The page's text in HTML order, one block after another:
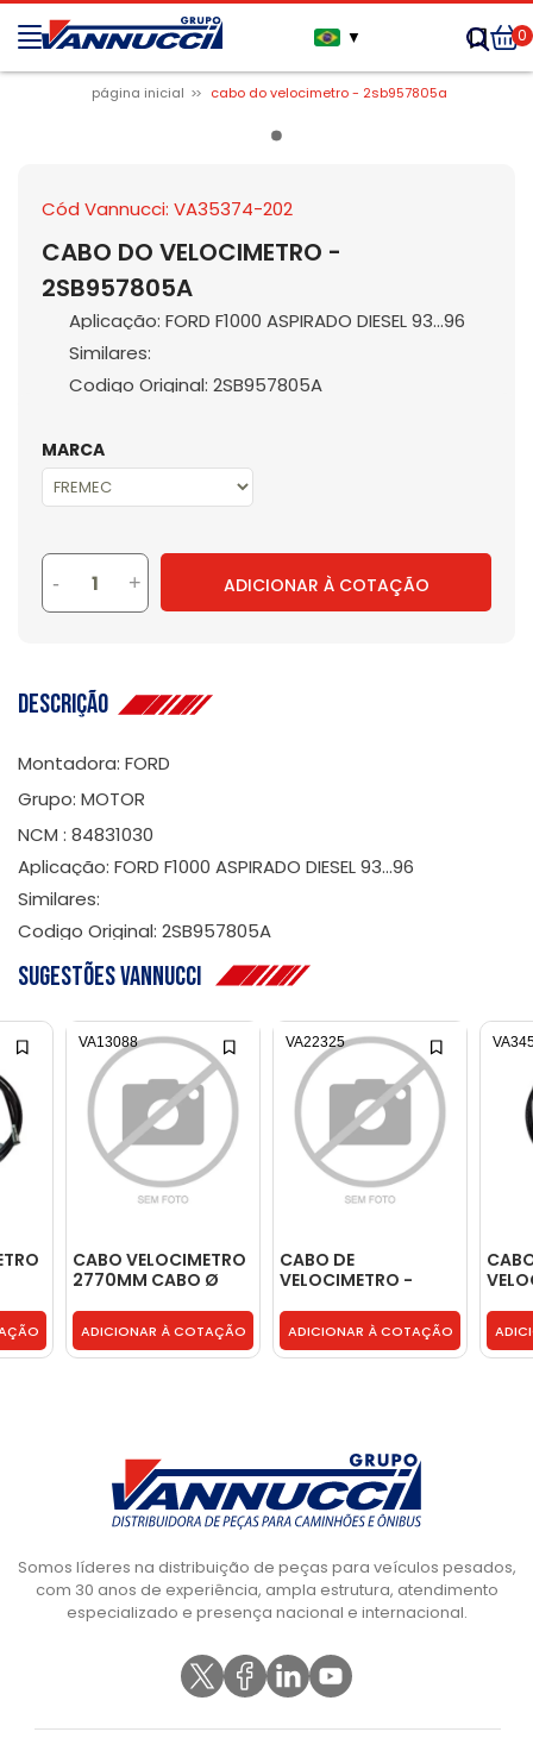
▼ 0
página inicial cabo do velocimetro - 2sb957805a
Cód Vannucci: VA35374-202
CABO DO VELOCIMETRO -
2SB957805A
Aplicação: FORD F1000 ASPIRADO DIESEL 93...96
Similares:
Codigo Original: 2SB957805A
MARCA
- + ADICIONAR À COTAÇÃO
Descrição
Montadora: FORD
Grupo: MOTOR
NCM : 84831030
Aplicação: FORD F1000 ASPIRADO DIESEL 93...96
Similares:
Codigo Original: 2SB957805A
Sugestões Vannucci
CABO VELOCIMETRO
2770MM CABO Ø
3455427307
ADICIONAR À COTAÇÃO
VA13088
CABO DE
VELOCIMETRO -
ADICIONAR À COTAÇÃO
VA22325
Somos líderes na distribuição de peças para veículos pesados,
com 30 anos de experiência, ampla estrutura, atendimento
especializado e presença nacional e internacional.